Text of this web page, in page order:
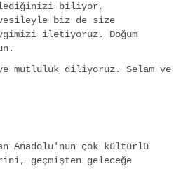
biliyor,
biz de size
iletiyoruz. Doğum
mutluluk diliyoruz. Selam ve
Anadolu'nun çok kültürlü
geçmişten geleceğe